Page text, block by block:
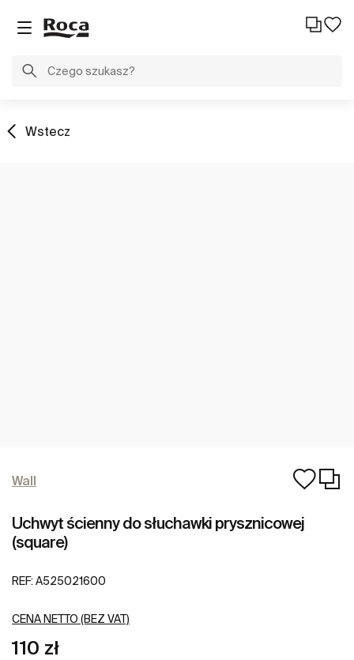
Wstecz
Wall
Uchwyt ścienny do słuchawki prysznicowej
(square)
REF: A525021600
CENA NETTO (BEZ VAT)
110 zł